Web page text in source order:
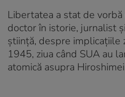
Libertatea a stat de
doctor în istorie, jurnalist
știință, despre implicațiile
1945, ziua când SUA au
atomică asupra